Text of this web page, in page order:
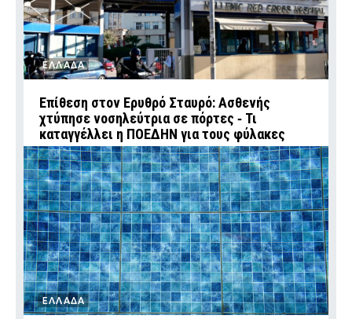
ΕΛΛΑΔΑ
Επίθεση στον Ερυθρό Σταυρό: Ασθενής
χτύπησε νοσηλεύτρια σε πόρτες ‑ Τι
καταγγέλλει η ΠΟΕΔΗΝ για τους φύλακες
ΕΛΛΑΔΑ